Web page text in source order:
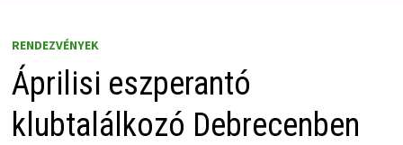
RENDEZVÉNYEK
Áprilisi eszperantó
klubtalálkozó Debrecenben